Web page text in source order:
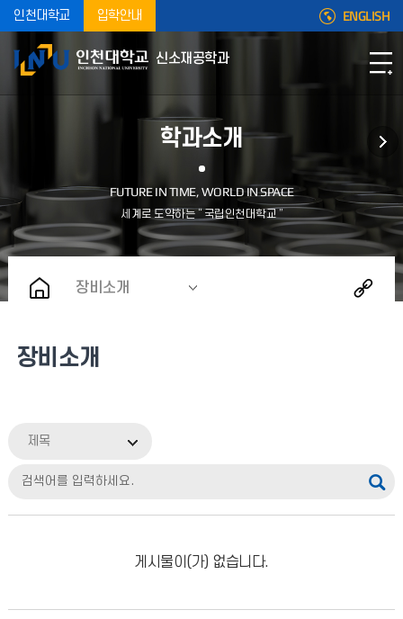
인천대학교 입학안내 ENGLISH
신소재공학과
학과소개
장비소개
장비소개
제목
게시물이(가) 없습니다.